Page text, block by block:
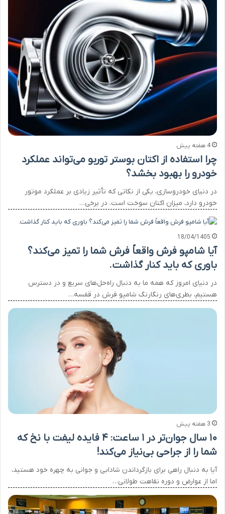
4 هفته پیش
چرا استفاده از اکتان بوستر توربو می‌تواند عملکرد
خودرو را بهبود بخشد؟
در دنیای خودروسازی، یکی از نکاتی که تأثیر زیادی بر عملکرد موتور
خودرو دارد، میزان اکتان سوخت است. در برخی…
18/04/1405
آیا شامپو فرش واقعاً فرش شما را تمیز می‌کند؟
باوری که باید کنار گذاشت.
در دنیای امروز که همه ما به دنبال راه‌حل‌های سریع و در دسترس
هستیم، بطری‌های رنگارنگ شامپو فرش در قفسه…
3 هفته پیش
۱۰ سال جوان‌تر در ۱ ساعت: ۴ فایده لیفت با نخ که
شما را از جراحی بی‌نیاز می‌کند!
آیا به دنبال راهی برای بازگرداندن شادابی و جوانی به چهره خود هستید،
اما از عوارض و دوره نقاهت طولانی…